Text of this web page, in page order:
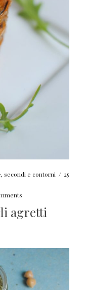
,secondi e contorni / 25
agretti